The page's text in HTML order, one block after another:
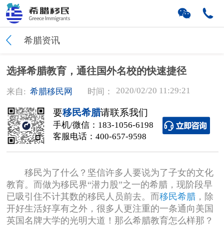
希腊资讯
选择希腊教育，通往国外名校的快速捷径
来自: 希腊移民网 时间： 2020/02/20 11:29:21
要移民希腊请联系我们
手机/微信： 183-1056-6198
客服电话： 400-657-9598
移民为了什么？坚信许多人要说为了子女的文化
教育。而做为移民界“潜力股”之一的希腊，现阶段早
已吸引住不计其数的移民人员前去。而移民希腊 ，除
开好生活好享有之外，很多人更注重的一条通向美国
英国名牌大学的光明大道！那么希腊教育怎么样那？